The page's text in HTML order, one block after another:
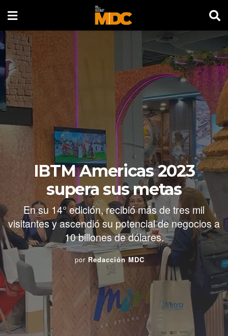
IBTM Americas 2023
supera sus metas
En su 14° edición, recibió más de tres mil
visitantes y ascendió su potencial de negocios a
10 billones de dólares.
por Redacción MDC